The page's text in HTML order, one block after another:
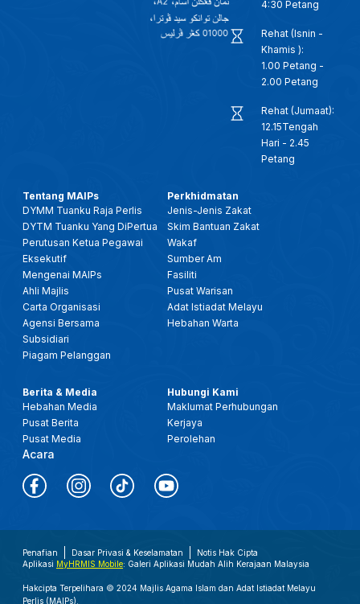
4:30 Petang
Rehat (Isnin -
Khamis ):
1.00 Petang -
2.00 Petang
Rehat (Jumaat):
12.15Tengah
Hari - 2.45
Petang
Tentang MAIPs
DYMM Tuanku Raja Perlis
DYTM Tuanku Yang DiPertua
Perutusan Ketua Pegawai
Eksekutif
Mengenai MAIPs
Ahli Majlis
Carta Organisasi
Agensi Bersama
Subsidiari
Piagam Pelanggan
Perkhidmatan
Jenis-Jenis Zakat
Skim Bantuan Zakat
Wakaf
Sumber Am
Fasiliti
Pusat Warisan
Adat Istiadat Melayu
Hebahan Warta
Berita & Media
Hebahan Media
Pusat Berita
Pusat Media
Acara
Hubungi Kami
Maklumat Perhubungan
Kerjaya
Perolehan
Penafian Dasar Privasi & Keselamatan
Notis Hak Cipta
Aplikasi MyHRMIS Mobile: Galeri Aplikasi Mudah Alih Kerajaan Malaysia
Hakcipta Terpelihara © 2024 Majlis Agama Islam dan Adat Istiadat Melayu
Perlis (MAIPs).